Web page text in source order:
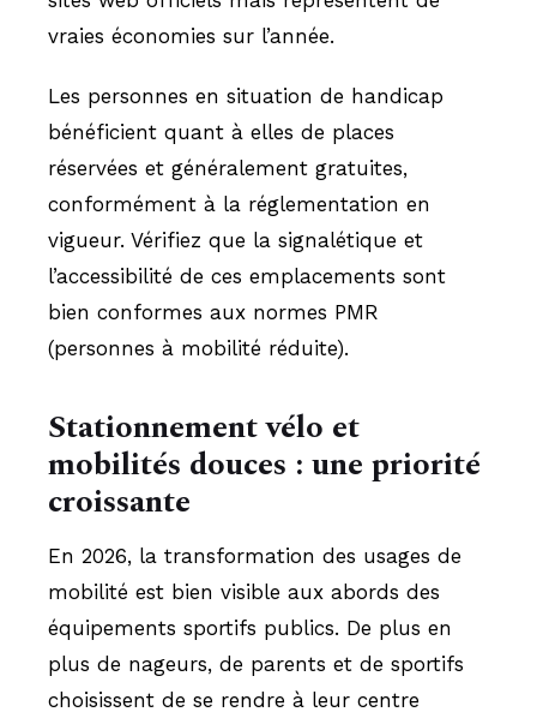
vraies économies sur l’année.
Les personnes en situation de handicap
bénéficient quant à elles de places
réservées et généralement gratuites,
conformément à la réglementation en
vigueur. Vérifiez que la signalétique et
l’accessibilité de ces emplacements sont
bien conformes aux normes PMR
(personnes à mobilité réduite).
Stationnement vélo et
mobilités douces : une priorité
croissante
En 2026, la transformation des usages de
mobilité est bien visible aux abords des
équipements sportifs publics. De plus en
plus de nageurs, de parents et de sportifs
choisissent de se rendre à leur centre